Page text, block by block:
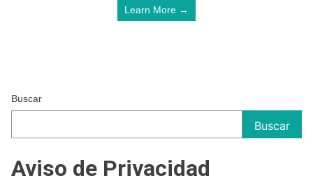
Learn More →
Buscar
Buscar
Aviso de Privacidad